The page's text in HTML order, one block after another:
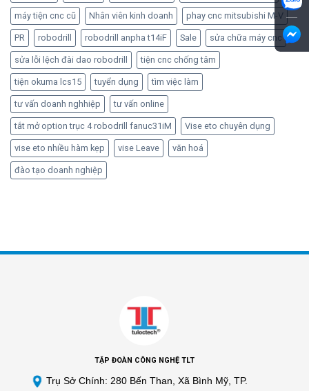
máy tiện cnc cũ Nhân viên kinh doanh phay cnc mitsubishi M-V
PR robodrill robodrill anpha t14iF Sale sửa chữa máy cnc
sửa lỗi lệch đài dao robodrill tiện cnc chống tâm
tiện okuma lcs15 tuyển dụng tìm việc làm
tư vấn doanh nghhiệp tư vấn online
tắt mở option trục 4 robodrill fanuc31iM Vise eto chuyên dụng
vise eto nhiều hàm kẹp vise Leave văn hoá
đào tạo doanh nghiệp
TẬP ĐOÀN CÔNG NGHỆ TLT
Trụ Sở Chính: 280 Bến Than, Xã Bình Mỹ, TP.